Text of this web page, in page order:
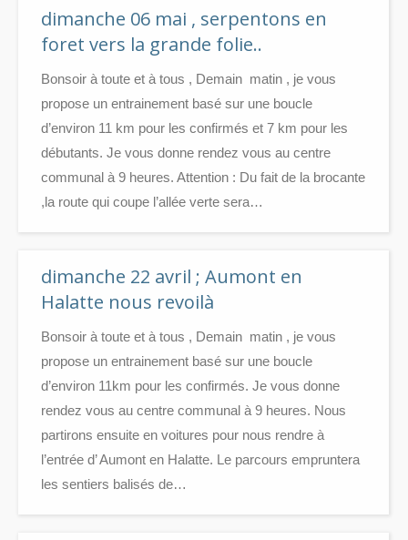
dimanche 06 mai , serpentons en
foret vers la grande folie..
Bonsoir à toute et à tous , Demain matin , je vous
propose un entrainement basé sur une boucle
d’environ 11 km pour les confirmés et 7 km pour les
débutants. Je vous donne rendez vous au centre
communal à 9 heures. Attention : Du fait de la brocante
,la route qui coupe l’allée verte sera…
dimanche 22 avril ; Aumont en
Halatte nous revoilà
Bonsoir à toute et à tous , Demain matin , je vous
propose un entrainement basé sur une boucle
d’environ 11km pour les confirmés. Je vous donne
rendez vous au centre communal à 9 heures. Nous
partirons ensuite en voitures pour nous rendre à
l’entrée d’ Aumont en Halatte. Le parcours empruntera
les sentiers balisés de…